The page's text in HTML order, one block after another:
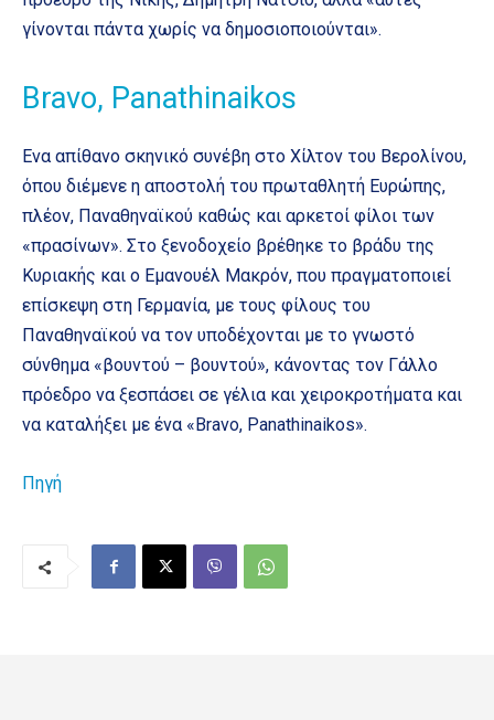
γίνονται πάντα χωρίς να δημοσιοποιούνται».
Bravo, Panathinaikos
Ενα απίθανο σκηνικό συνέβη στο Χίλτον του Βερολίνου,
όπου διέμενε η αποστολή του πρωταθλητή Ευρώπης,
πλέον, Παναθηναϊκού καθώς και αρκετοί φίλοι των
«πρασίνων». Στο ξενοδοχείο βρέθηκε το βράδυ της
Κυριακής και ο Εμανουέλ Μακρόν, που πραγματοποιεί
επίσκεψη στη Γερμανία, με τους φίλους του
Παναθηναϊκού να τον υποδέχονται με το γνωστό
σύνθημα «βουντού – βουντού», κάνοντας τον Γάλλο
πρόεδρο να ξεσπάσει σε γέλια και χειροκροτήματα και
να καταλήξει με ένα «Bravo, Panathinaikos».
Πηγή